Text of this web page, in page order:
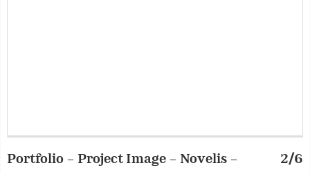
Portfolio – Project Image – Novelis –
2/6